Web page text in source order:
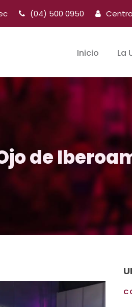
(04) 500 0950
Inicio La
de